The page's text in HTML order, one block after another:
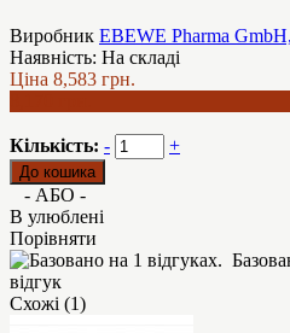
Виробник EBEWE Pharma
Наявність: На складі
Ціна 8,583 грн.
Кількість: - +
- АБО -
В улюблені
Порівняти
відгук
Схожі (1)